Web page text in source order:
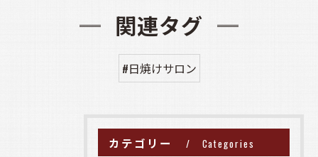
関連タグ
#日焼けサロン
カテゴリー Categories